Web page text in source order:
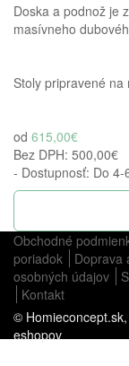
Doska a podnož je
masívneho
Stoly pripravené na
od 615,00€
Bez DPH: 500,00€
- Dostupnosť: Do 4-
Obchodné
poriadok
Doprava
osobných údajov
Kontakt
© Homieconcept.sk,
eshopov